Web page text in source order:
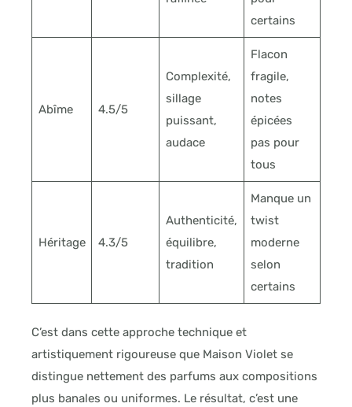
certains
Abîme 4.5/5
Complexité,
sillage
puissant,
audace
Flacon
fragile,
notes
épicées
pas pour
tous
Héritage 4.3/5
Authenticité,
équilibre,
tradition
Manque un
twist
moderne
selon
certains
C’est dans cette approche technique et
artistiquement rigoureuse que Maison Violet se
distingue nettement des parfums aux compositions
plus banales ou uniformes. Le résultat, c’est une